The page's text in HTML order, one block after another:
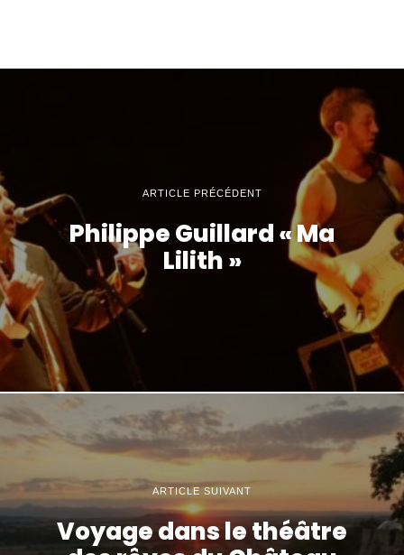
ARTICLE PRÉCÉDENT
Philippe Guillard « Ma
Lilith »
ARTICLE SUIVANT
Voyage dans le théâtre